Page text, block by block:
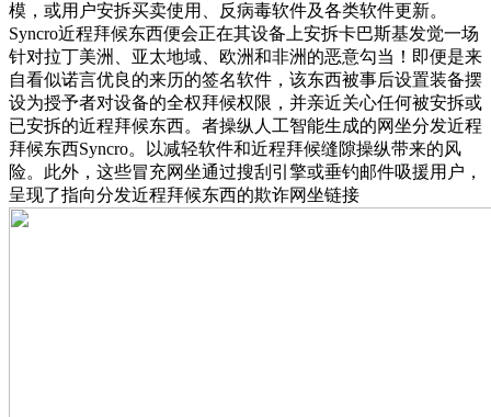
模，或用户安拆买卖使用、反病毒软件及各类软件更新。
Syncro近程拜候东西便会正在其设备上安拆卡巴斯基发觉一场
针对拉丁美洲、亚太地域、欧洲和非洲的恶意勾当！即便是来
自看似诺言优良的来历的签名软件，该东西被事后设置装备摆
设为授予者对设备的全权拜候权限，并亲近关心任何被安拆或
已安拆的近程拜候东西。者操纵人工智能生成的网坐分发近程
拜候东西Syncro。以减轻软件和近程拜候缝隙操纵带来的风
险。此外，这些冒充网坐通过搜刮引擎或垂钓邮件吸援用户，
呈现了指向分发近程拜候东西的欺诈网坐链接